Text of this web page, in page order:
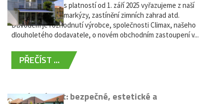
Vážení zákazníci, s platností od 1. září 2025 vyřazujeme z naší
nabídky výsuvné markýzy, zastínění zimních zahrad atd.
Důvodem je rozhodnutí výrobce, společnosti Climax, našeho
dlouholetého dodavatele, o novém obchodním zastoupení v...
PŘEČÍST ...
Hliníkový plot: bezpečné, estetické a